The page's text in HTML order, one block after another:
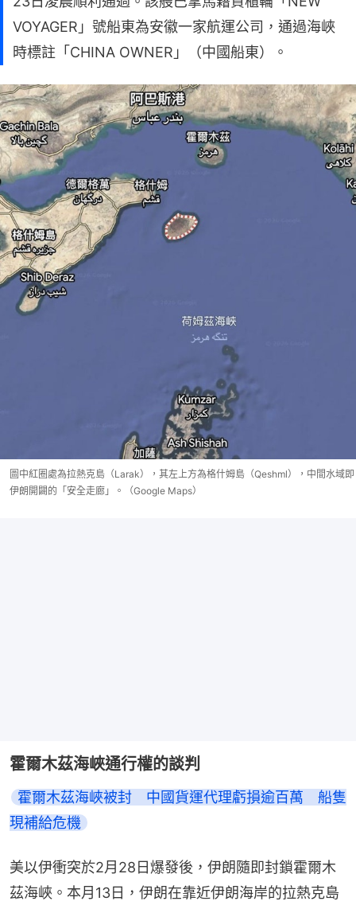
VOYAGER」號船東為安徽一家航運公司，通過海峽
時標註「CHINA OWNER」（中國船東）。
圖中紅圈處為拉熱克島（Larak），其左上方為格什姆島（Qeshml），中間水域即
伊朗開闢的「安全走廊」。（Google Maps）
霍爾木茲海峽通行權的談判
霍爾木茲海峽被封　中國貨運代理虧損逾百萬　船隻
現補給危機
美以伊衝突於2月28日爆發後，伊朗隨即封鎖霍爾木
茲海峽。本月13日，伊朗在靠近伊朗海岸的拉熱克島